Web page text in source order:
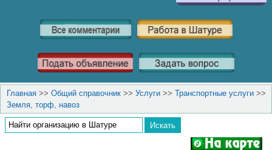
Главная >> Общий справочник >> Услуги >> Транспортные услуги >>
Земля, торф, навоз